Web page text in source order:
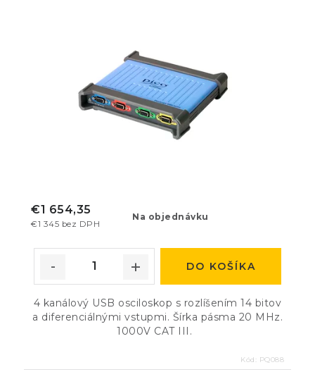
Na objednávku
€1 345 bez DPH
€1 654,35
DO KOŠÍKA
4 kanálový USB osciloskop s rozlíšením 14 bitov
a diferenciálnými vstupmi. Šírka pásma 20 MHz.
1000V CAT III.
Kód: PQ088